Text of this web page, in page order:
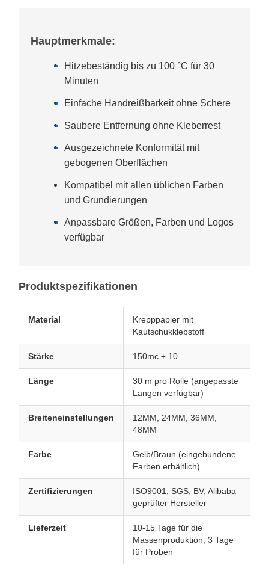
Hauptmerkmale:
Hitzebeständig bis zu 100 °C für 30
Minuten
Einfache Handreißbarkeit ohne Schere
Saubere Entfernung ohne Kleberrest
Ausgezeichnete Konformität mit
gebogenen Oberflächen
Kompatibel mit allen üblichen Farben
und Grundierungen
Anpassbare Größen, Farben und Logos
verfügbar
Produktspezifikationen
Material
Krepppapier mit
Kautschukklebstoff
Stärke 150mc ± 10
Länge
30 m pro Rolle (angepasste
Längen verfügbar)
Breiteneinstellungen
12MM, 24MM, 36MM,
48MM
Farbe
Gelb/Braun (eingebundene
Farben erhältlich)
Zertifizierungen
ISO9001, SGS, BV, Alibaba
geprüfter Hersteller
Lieferzeit
10-15 Tage für die
Massenproduktion, 3 Tage
für Proben